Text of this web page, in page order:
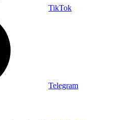
TikTok
Telegram